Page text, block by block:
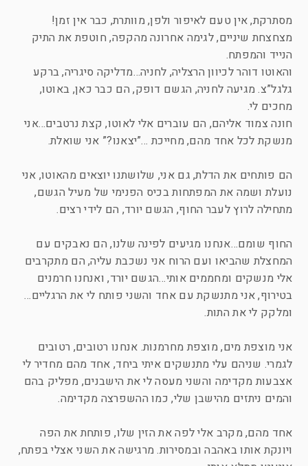
מסתרקת, אין טעם לאיפור ולפן, מוותרת, כבר אין זמן!
מצחצחת שיניים, לגימה אחרונה מהקפה, חוטפת את התיק
הנייד והמפתח.
והאוטו דוהר לכיוון הרצליה, לחניה…מדליקה סיגריה, ברקע
גלגל”צ. מגיעה לחניה, הגשם דופק, הם כבר כאן, באוטו,
מחכים לי.
חונה צמוד אליהם, הם עוברים אלי לאוטו, קצת נרטבים…אני
מנשקת לכל אחד מהם, מחייכת …”יצאנו?” אני שואלת.
הם פותחים את הדלת, גם אני, שלושתנו יוצאים מהאוטו, אני
נועלת ושמה את המפתחות בכיס הפנימי של מעיל הגשם,
מתחילה לרוץ לעבר החוף, הגשם יורד, הם לידי רצים.
החוף שומם…אנחנו מגיעים לפינה שלנו, הם נאבקים עם
המחצלת שהביאו ועם הרוח אני נשכבת עליה, הם מתקרבים
אלי מנשקים ומחממים אותי…הגשם יורד, ואנחנו חרמנים
בטירוף, אני מתנשקת עם אחד והשני פותח לי את הרגליים…
ומלקק לי את התות.
אני מוצפת מים, מוצפת מחרמנות. אנחנו רטובים, רטובים
לגמרי. שניהם עלי מתנשקים איתי ביחד, אחד מהם מחדיר לי
אצבעות מקדימה והשני מעסה לי את הישבנים, מפליק בהם
והמים ניתזים מהישבן שלי, כמו ההשפרצה מקדימה.
אחד מהם, מקרב אלי לפה את הזין שלו, פותחת את הפה
ויונקת אותו באהבה ובמסירות. מרגישה את השני אצלי בפתח,